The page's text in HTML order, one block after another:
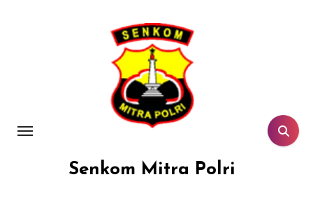
Senkom Mitra Polri